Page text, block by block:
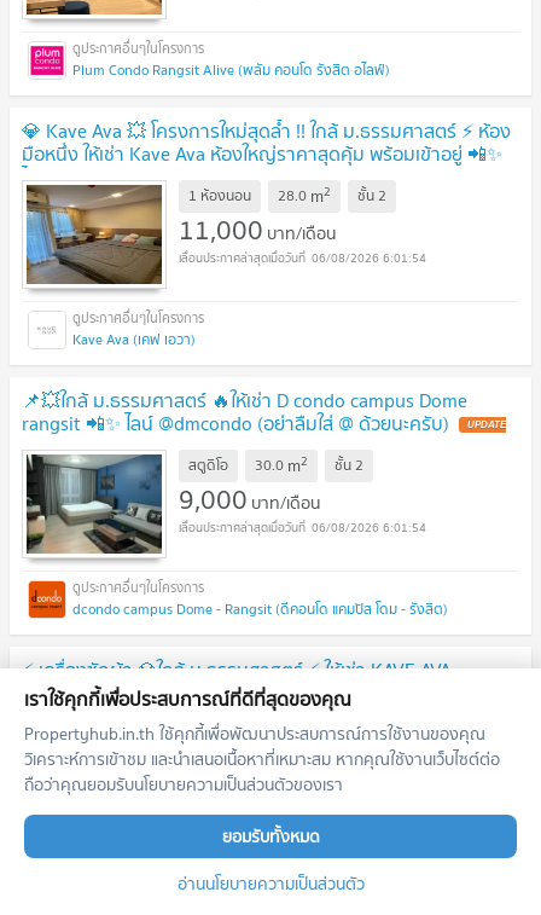
Plum Condo Rangsit Alive (พลัม คอนโด รังสิต อไลฟ์)
💎 Kave Ava 💥 โครงการใหม่สุดล้ำ !! ใกล้ ม.ธรรมศาสตร์ ⚡️ ห้อง
มือหนึ่ง ให้เช่า Kave Ava ห้องใหญ่ราคาสุดคุ้ม พร้อมเข้าอยู่ 📲✨
ไลน์ @lvcondo (มี@นำหน้า)
1 ห้องนอน 28.0 m2 ชั้น2
11,000 บาท/เดือน
06/08/2026 6:01:54
Kave Ava (เคฟ เอวา)
📌💥ใกล้ ม.ธรรมศาสตร์ 🔥ให้เช่า D condo campus Dome
rangsit 📲✨ ไลน์ @dmcondo (อย่าลืมใส่ @ ด้วยนะครับ)
สตูดิโอ 30.0 m2 ชั้น2
9,000 บาท/เดือน
06/08/2026 6:01:54
dcondo campus Dome - Rangsit (ดีคอนโด แคมปัส โดม - รังสิต)
⚡️ เครื่องซักผ้า 💎ใกล้ ม.ธรรมศาสตร์ ⚡️ ให้เช่า KAVE AVA
โครงการใหม่สุดปัง ! ห้องใหม่เข้าอยู่ก่อนใคร 📲✨ ไลน์ @lvcondo
(อย่าลืมใส่ @ ด้วยนะครับ)
สตูดิโอ 24.0m2 ชั้น2
9,000 บาท/เดือน
06/08/2026 6:01:54
Kave Ava (เคฟ เอวา)
เราใช้คุกกี้เพื่อประสบการณ์ที่ดีที่สุดของคุณ
Propertyhub.in.th ใช้คุกกี้เพื่อพัฒนาประสบการณ์การใช้งานของคุณ
วิเคราะห์การเข้าชม และนำเสนอเนื้อหาที่เหมาะสม หากคุณใช้งานเว็บไซต์ต่อ
ถือว่าคุณยอมรับนโยบายความเป็นส่วนตัวของเรา
ยอมรับทั้งหมด
อ่านนโยบายความเป็นส่วนตัว